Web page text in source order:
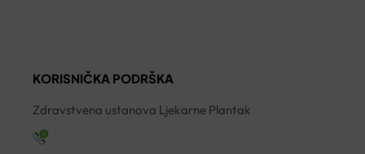
KORISNIČKA PODRŠKA
Zdravstvena ustanova Ljekarne Plantak